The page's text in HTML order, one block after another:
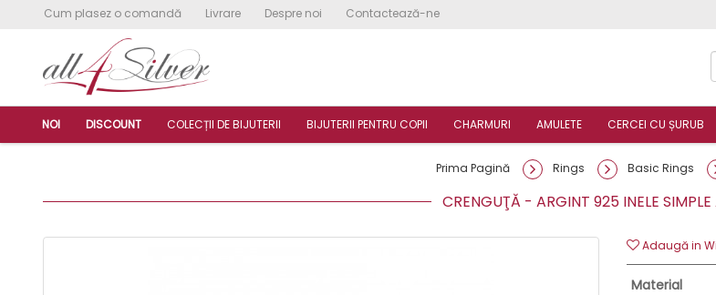
Cum plasez o comandă Livrare Despre noi Contactează-ne
NOI DISCOUNT COLECȚII DE BIJUTERII BIJUTERII PENTRU COPII CHARMURI AMULETE CERCEI CU ȘURUB
Prima Pagină Rings Basic Rings
CRENGUŢĂ - ARGINT 925 INELE
Adaugă in
Material